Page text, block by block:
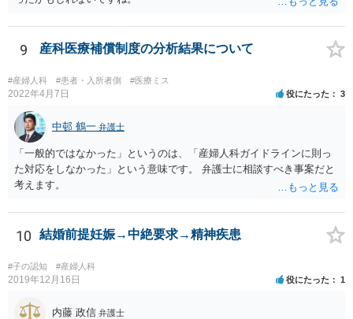
9 産科医療補償制度の分析結果について
#産婦人科 #患者・入所者側 #医療ミス
2022年4月7日 役にたった 3
中邨 鶴一 弁護士
「一般的ではなかった」というのは、「産婦人科ガイドラインに則っ
た対応をしなかった」という意味です。 弁護士に相談すべき事案だと
考えます。
10 結婚前提妊娠→中絶要求→精神疾患
#子の認知 #産婦人科
2019年12月16日 役にたった 1
内藤 政信 弁護士